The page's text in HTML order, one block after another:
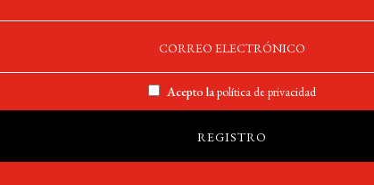
Acepto lapolítica de privacidad